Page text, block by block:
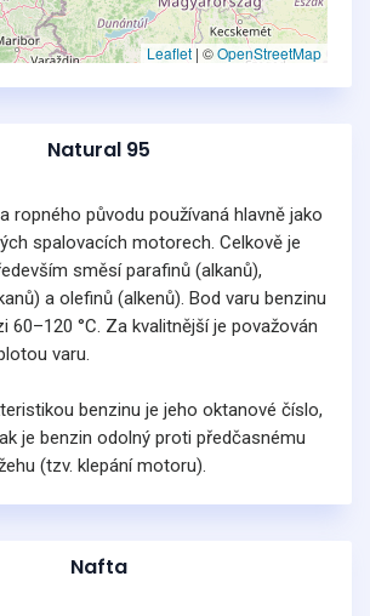
Leaflet | ©OpenStreetMap
Natural 95
ropného původu používaná hlavně jako
spalovacích motorech. Celkově je
směsí parafinů (alkanů),
a olefinů (alkenů). Bod varu benzinu
60–120 °C. Za kvalitnější je považován
varu.
benzinu je jeho oktanové číslo,
je benzin odolný proti předčasnému
(tzv. klepání motoru).
Nafta